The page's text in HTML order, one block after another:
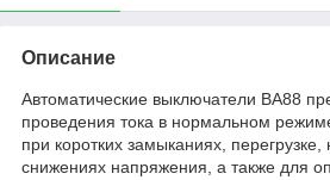
Описание
Автоматические выключатели ВА88
проведения тока в нормальном
при коротких замыканиях,
снижениях напряжения, а также для